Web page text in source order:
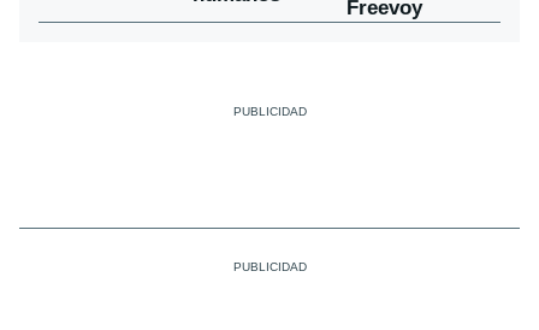
Freevoy